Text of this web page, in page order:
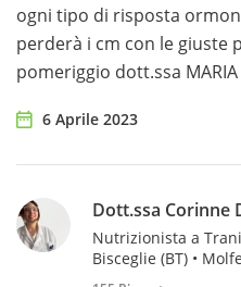
ogni tipo di risposta
perderà i cm con le giuste
pomeriggio dott.ssa MARIA
6 Aprile 2023
Dott.ssa Corinne
Nutrizionista a Trani
Bisceglie (BT) •